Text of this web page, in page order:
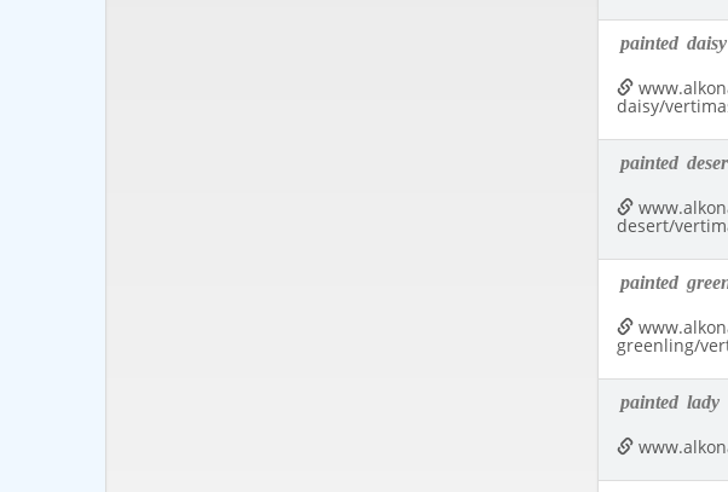
painted daisy
daisy/
painted
desert/
painted
greenling/
painted lady